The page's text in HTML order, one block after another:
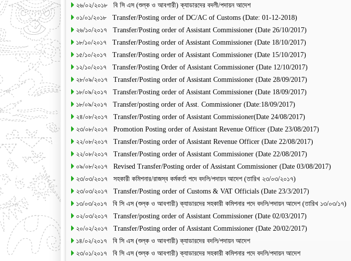
২৬/০২/২০১৮ বি সি এস (শুল্ক ও আবগারী) ক্যাডারদের বদলী/পদায়ন আদেশ
০১/০১/২০১৮ Transfer/Posting order of DC/AC of Customs (Date: 01-12-2018)
২৬/১০/২০১৭ Transfer/Posting order of Assistant Commissioner (Date 26/10/2017)
১৮/১০/২০১৭ Transfer/Posting order of Assistant Commissioner (Date 18/10/2017)
১৫/১০/২০১৭ Transfer/Posting order of Assistant Commissioner (Date 15/10/2017)
১২/১০/২০১৭ Transfer/Posting Order of Assistant Commissioner (Date 12/10/2017)
২৮/০৯/২০১৭ Transfer/Posting order of Assistant Commissioner (Date 28/09/2017)
১৮/০৯/২০১৭ Transfer/Posting order of Assistant Commissioner (Date 18/09/2017)
১৮/০৯/২০১৭ Transfer/posting order of Asst. Commissioner (Date:18/09/2017)
২৪/০৮/২০১৭ Transfer/Posting order of Assistant Commissioner(Date 24/08/2017)
২৩/০৮/২০১৭ Promotion Posting order of Assistant Revenue Officer (Date 23/08/2017)
২২/০৮/২০১৭ Transfer/Posting order of Assistant Revenue Officer (Date 22/08/2017)
২২/০৮/২০১৭ Transfer/Posting order of Assistant Commissioner (Date 22/08/2017)
০৯/০৮/২০১৭ Revised Transfer/Posting order of Assistant Commissioner (Date 03/08/2017)
২৩/০৩/২০১৭ সহকারী কমিশনার/রাজস্ব কর্মকর্তা পদে বদলি/পদায়ন আদেশ (তারিখ ২৩/০৩/২০১৭)
২৩/০৩/২০১৭ Transfer/Posting order of Customs & VAT Officials (Date 23/3/2017)
১৩/০৩/২০১৭ বি সি এস (শুল্ক ও আবগারী) ক্যাডারদের সহকারী কমিশনার পদে বদলি/পদায়ন আদেশ (তারিখ ১৩/০৩/১৭)
০২/০৩/২০১৭ Transfer/posting order of Assistant Commissioner (Date 02/03/2017)
২০/০২/২০১৭ Transfer/Posting order of Assistant Commissioner (Date 20/02/2017)
১৪/০২/২০১৭ বি সি এস (শুল্ক ও আবগারী) ক্যাডারদের বদলি/পদায়ন আদেশ
২৩/০১/২০১৭ বি সি এস (শুল্ক ও আবগারী) ক্যাডারদের সহকারী কমিশনার পদে বদলি/পদায়ন আদেশ